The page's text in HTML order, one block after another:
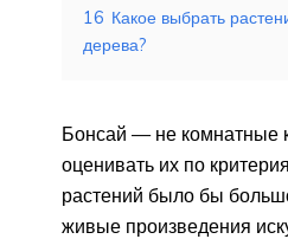
16 Какое выбрать
дерева?
Бонсай — не комнатные
оценивать их по
растений было бы
живые произведения